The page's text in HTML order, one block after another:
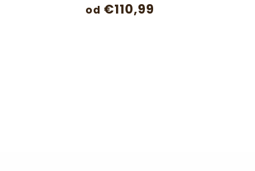
od €110,99